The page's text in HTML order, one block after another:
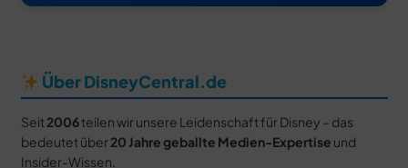
Über DisneyCentral.de
Seit 2006teilen wir unsere Leidenschaft für Disney – das
bedeutet über 20 Jahre geballte Medien-Expertise und
Insider-Wissen.